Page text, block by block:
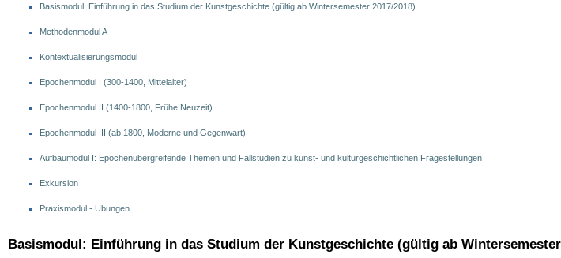
Basismodul: Einführung in das Studium der Kunstgeschichte (gültig ab Wintersemester 2017/2018)
Methodenmodul A
Kontextualisierungsmodul
Epochenmodul I (300-1400, Mittelalter)
Epochenmodul II (1400-1800, Frühe Neuzeit)
Epochenmodul III (ab 1800, Moderne und Gegenwart)
Aufbaumodul I: Epochenübergreifende Themen und Fallstudien zu kunst- und kulturgeschichtlichen Fragestellungen
Exkursion
Praxismodul - Übungen
Basismodul: Einführung in das Studium der Kunstgeschichte (gültig ab Wintersemester